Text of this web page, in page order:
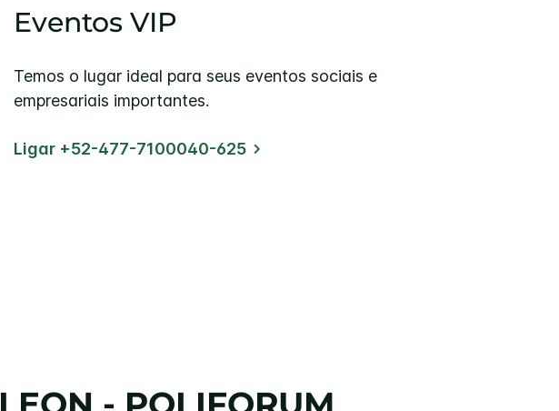
Eventos VIP
Temos o lugar ideal para seus eventos sociais e
empresariais importantes.
Ligar +52-477-7100040-625